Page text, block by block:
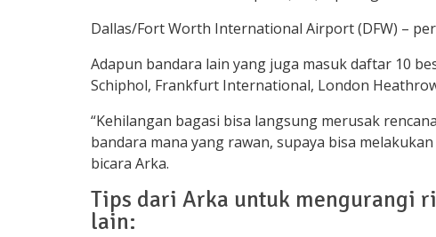
Dallas/Fort Worth International Airport (DFW) –
Adapun bandara lain yang juga masuk daftar 10
Schiphol, Frankfurt International, London
“Kehilangan bagasi bisa langsung merusak
bandara mana yang rawan, supaya bisa
bicara Arka.
Tips dari Arka untuk mengurangi
lain: